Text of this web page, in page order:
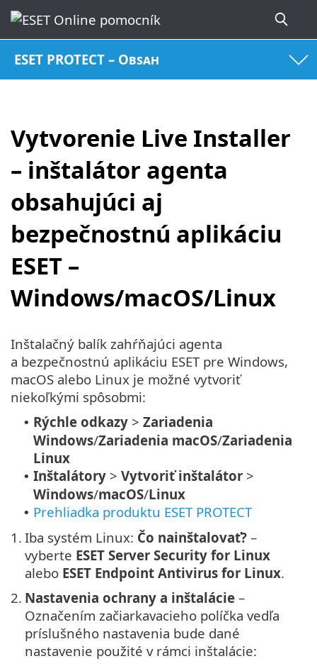
ESET PROTECT – Obsah
Vytvorenie Live Installer
– inštalátor agenta
obsahujúci aj
bezpečnostnú aplikáciu
ESET –
Windows/macOS/Linux
Inštalačný balík zahŕňajúci agenta
a bezpečnostnú aplikáciu ESET pre Windows,
macOS alebo Linux je možné vytvoriť
niekoľkými spôsobmi:
• Rýchle odkazy > Zariadenia
Windows/Zariadenia macOS/Zariadenia
Linux
• Inštalátory > Vytvoriť inštalátor >
Windows/macOS/Linux
• Prehliadka produktu ESET PROTECT
1. Iba systém Linux: Čo nainštalovať? –
vyberte ESET Server Security for Linux
alebo ESET Endpoint Antivirus for Linux.
2. Nastavenia ochrany a inštalácie –
Označením začiarkavacieho políčka vedľa
príslušného nastavenia bude dané
nastavenie použité v rámci inštalácie: